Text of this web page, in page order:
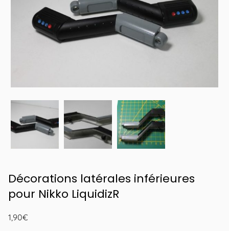
Décorations latérales inférieures
pour Nikko LiquidizR
1,90€